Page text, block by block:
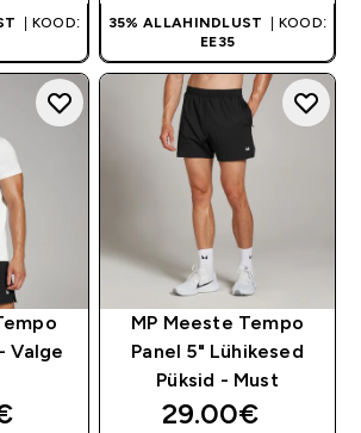
| KOOD:
35% ALLAHINDLUST
| KOOD:
EE35
Valge
price
MP Meeste Tempo
Panel 5" Lühikesed
Püksid - Must
discounted
29.00€‎